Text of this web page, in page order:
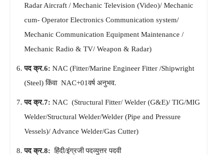
Radar Aircraft / Mechanic Television (Video)/ Mechanic
cum- Operator Electronics Communication system/
Mechanic Communication Equipment Maintenance /
Mechanic Radio & TV/ Weapon & Radar)
पद क्र.6: NAC (Fitter/Marine Engineer Fitter /Shipwright
(Steel) किंवा NAC+01वर्ष अनुभव.
पद क्र.7: NAC (Structural Fitter/ Welder (G&E)/ TIG/MIG
Welder/Structural Welder/Welder (Pipe and Pressure
Vessels)/ Advance Welder/Gas Cutter)
पद क्र.8:हिंदी/इंग्रजी पदव्युत्तर पदवी